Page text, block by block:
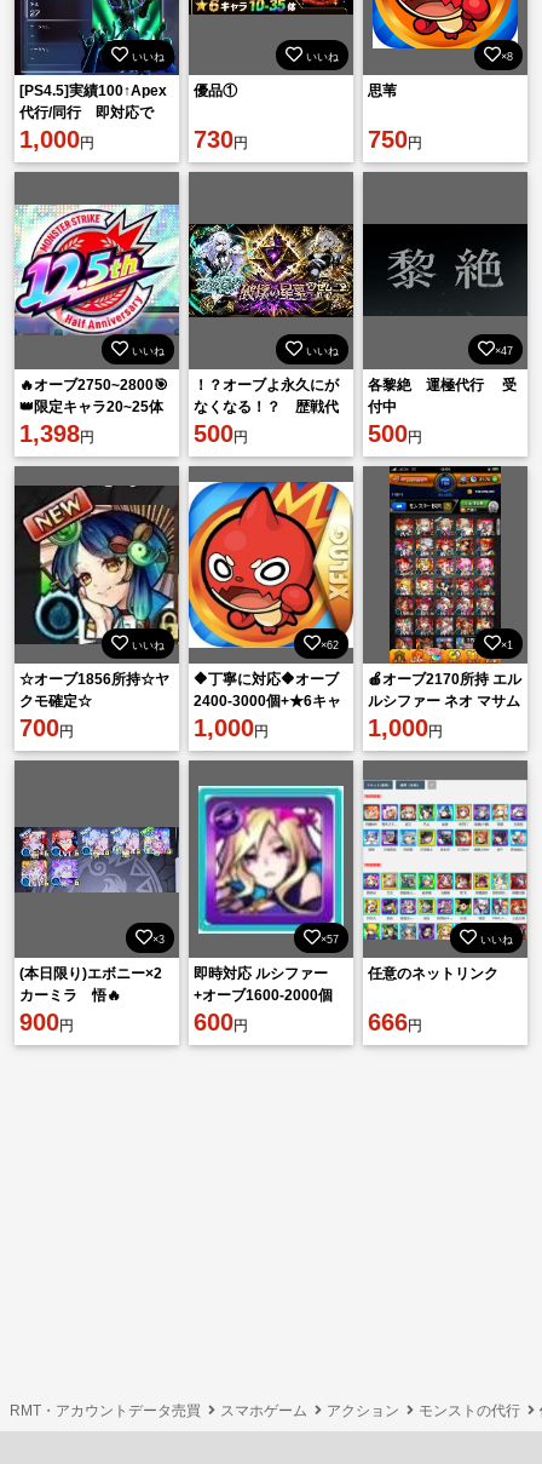
いいね
[PS4.5]実績100↑Apex
代行/同行 即対応で
す！
1,000円
いいね
優品①
730円
×8
思苇
750円
いいね
🔥オーブ2750~2800🎯
👑限定キャラ20~25体
ランダム👑 ‼️初期垢‼️
1,398円
いいね
！？オーブよ永久にが
なくなる！？ 歴戦代
行
500円
×47
各黎絶 運極代行 受
付中
500円
いいね
☆オーブ1856所持☆ヤ
クモ確定☆
700円
×62
🔶丁寧に対応🔶オーブ
2400-3000個+★6キャ
ラ10-35体[大量資源持
ち] 初期垢
1,000円
×1
🍎オーブ2170所持 エル
ルシファー ネオ マサム
ネ3体🍎
1,000円
×3
(本日限り)エボニー×2
カーミラ 悟🔥
900円
×57
即時対応 ルシファー
+オーブ1600-2000個
+★6キャラ10-35体[大
600円
いいね
任意のネットリンク
666円
RMT・アカウントデータ売買 スマホゲーム アクション モンストの代行